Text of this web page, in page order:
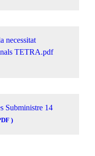
necessitat
TETRA.pdf
Subministre 14
)